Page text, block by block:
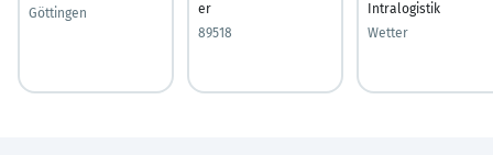
Göttingen
er
89518
Intralogistik
Wetter